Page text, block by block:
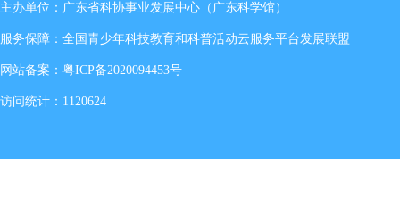
主办单位：广东省科协事业发展中心（广东科学馆）
服务保障：全国青少年科技教育和科普活动云服务平台发展联盟
网站备案： 粤ICP备2020094453号
访问统计：1120624